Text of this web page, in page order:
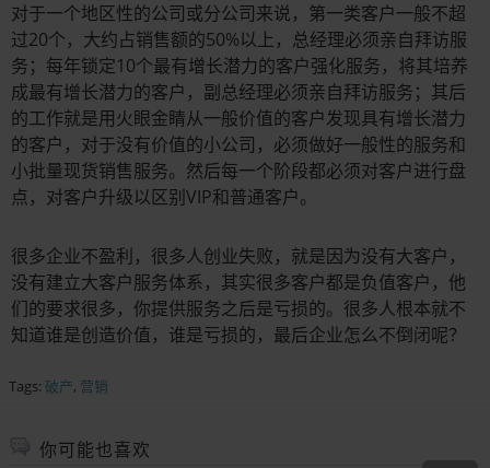
对于一个地区性的公司或分公司来说，第一类客户一般不超
过20个，大约占销售额的50%以上，总经理必须亲自拜访服
务；每年锁定10个最有增长潜力的客户强化服务，将其培养
成最有增长潜力的客户，副总经理必须亲自拜访服务；其后
的工作就是用火眼金睛从一般价值的客户发现具有增长潜力
的客户，对于没有价值的小公司，必须做好一般性的服务和
小批量现货销售服务。然后每一个阶段都必须对客户进行盘
点，对客户升级以区别VIP和普通客户。
很多企业不盈利，很多人创业失败，就是因为没有大客户，
没有建立大客户服务体系，其实很多客户都是负值客户，他
们的要求很多，你提供服务之后是亏损的。很多人根本就不
知道谁是创造价值，谁是亏损的，最后企业怎么不倒闭呢？
Tags: 破产, 营销
你可能也喜欢